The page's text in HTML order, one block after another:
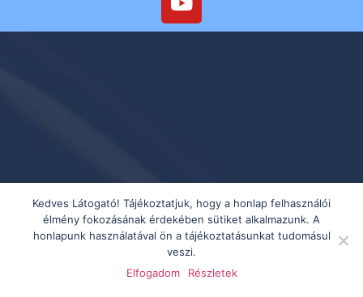
Kedves Látogató! Tájékoztatjuk, hogy a honlap felhasználói
élmény fokozásának érdekében sütiket alkalmazunk. A
honlapunk használatával ön a tájékoztatásunkat tudomásul
veszi.
Elfogadom
Részletek